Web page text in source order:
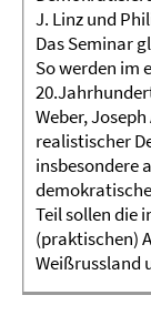
J. Linz und
Das Seminar
So werden im
Weber,
realistischer
insbesondere
Teil sollen die
(praktischen)
Weißrussland